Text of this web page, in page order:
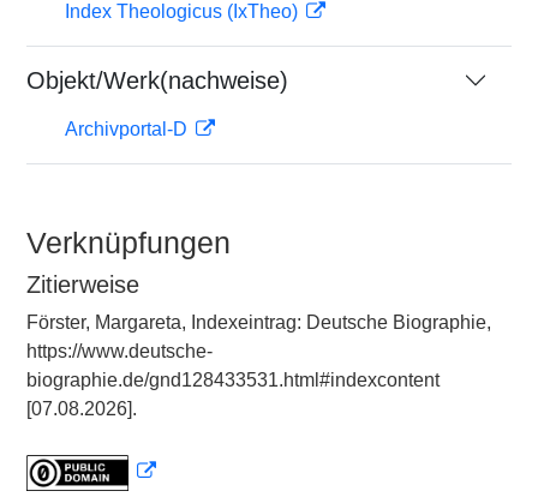
Index Theologicus (IxTheo)
Objekt/Werk(nachweise)
Archivportal-D
Verknüpfungen
Zitierweise
Förster, Margareta, Indexeintrag: Deutsche Biographie,
https://www.deutsche-
biographie.de/gnd128433531.html#indexcontent
[07.08.2026].